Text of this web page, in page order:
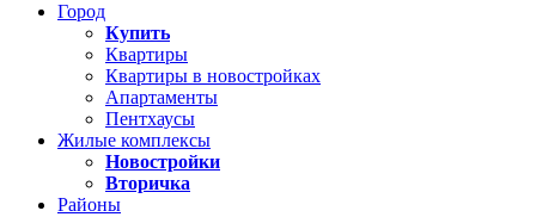
Город
Купить
Квартиры
Квартиры в новостройках
Апартаменты
Пентхаусы
Жилые комплексы
Новостройки
Вторичка
Районы